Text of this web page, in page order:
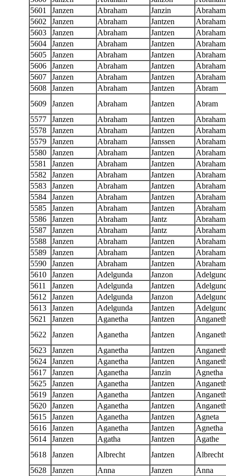
5601
Janzen Abraham Janzin
Abraham
5602
Janzen Abraham Jantzen
Abraham
5603
Janzen Abraham Jantzen
Abraham
5604
Janzen Abraham Jantzen
Abraham
5605
Janzen Abraham Jantzen
Abraham
5606
Janzen Abraham Jantzen
Abraham
5607
Janzen Abraham Jantzen
Abraham
5608
Janzen Abraham Jantzen
Abram
5609
Janzen Abraham Jantzen
Abram
5577
Janzen Abraham Jantzen
Abraham
5578
Janzen Abraham Jantzen
Abraham
5579
Janzen Abraham Janssen
Abraham
5580
Janzen Abraham Jantzen
Abraham
5581
Janzen Abraham Jantzen
Abraham
5582
Janzen Abraham Jantzen
Abraham
5583
Janzen Abraham Jantzen
Abraham
5584
Janzen Abraham Jantzen
Abraham
5585
Janzen Abraham Jantzen
Abraham
5586
Janzen Abraham Jantz
Abraham
5587
Janzen Abraham Jantz
Abraham
5588
Janzen Abraham Jantzen
Abraham
5589
Janzen Abraham Jantzen
Abraham
5590
Janzen Abraham Jantzen
Abraham
5610
Janzen Adelgunda Janzon
5611
Janzen Adelgunda Jantzen
5612
Janzen Adelgunda Janzon
5613
Janzen Adelgunda Jantzen
5621
Janzen Aganetha Jantzen
5622
Janzen Aganetha Jantzen
5623
Janzen Aganetha Jantzen
5624
Janzen Aganetha Jantzen
5617
Janzen Aganetha Janzin
Agnetha
5625
Janzen Aganetha Jantzen
5619
Janzen Aganetha Jantzen
5620
Janzen Aganetha Jantzen
5615
Janzen Aganetha Jantzen
Agneta
5616
Janzen Aganetha Jantzen
Agnetha
5614
Janzen Agatha Jantzen
Agathe
5618
Janzen Albrecht Jantzen
Albrecht
5628
Janzen Anna Janzen
Anna